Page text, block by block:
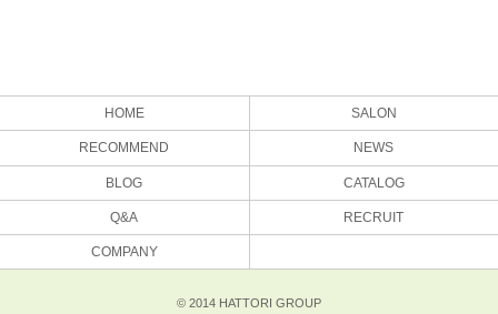
HOME SALON
RECOMMEND NEWS
BLOG CATALOG
Q&A RECRUIT
COMPANY
© 2014 HATTORI GROUP